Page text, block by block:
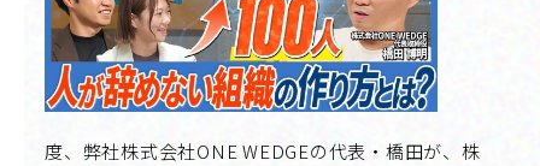
度、弊社株式会社ONE WEDGEの代表・橋田が、株